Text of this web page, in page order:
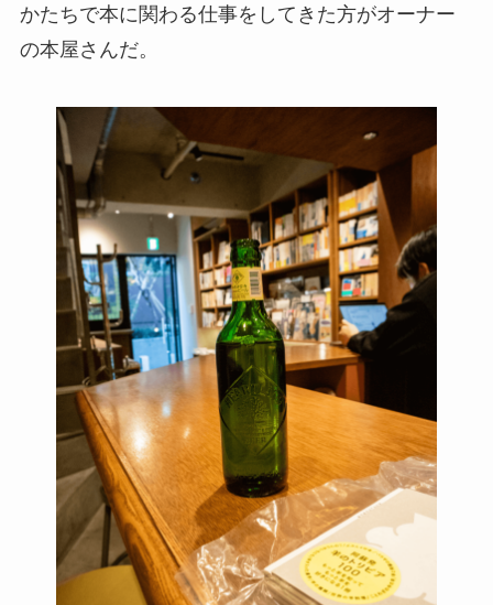
かたちで本に関わる仕事をしてきた方がオーナー
の本屋さんだ。